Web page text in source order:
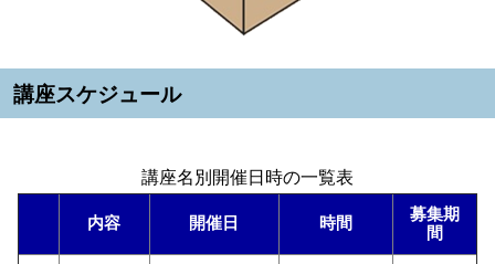
講座スケジュール
講座名別開催日時の一覧表
内容 開催日 時間
募集期
間